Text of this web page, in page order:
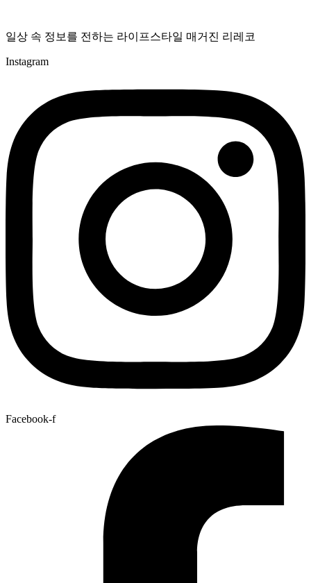
일상 속 정보를 전하는 라이프스타일 매거진 리레코
Instagram
Facebook-f